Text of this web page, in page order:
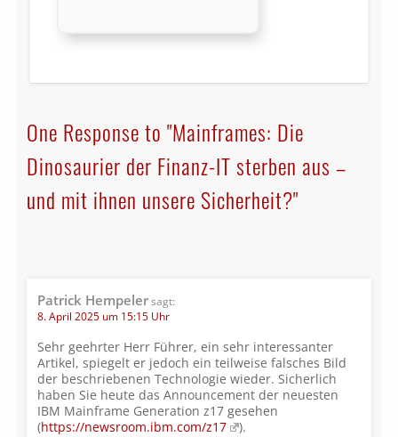
One Response to "Mainframes: Die
Dinosaurier der Finanz-IT sterben aus –
und mit ihnen unsere Sicherheit?"
Patrick Hempelersagt:
8. April 2025 um 15:15 Uhr
Sehr geehrter Herr Führer, ein sehr interessanter
Artikel, spiegelt er jedoch ein teilweise falsches Bild
der beschriebenen Technologie wieder. Sicherlich
haben Sie heute das Announcement der neuesten
IBM Mainframe Generation z17 gesehen
(https://newsroom.ibm.com/z17 ).